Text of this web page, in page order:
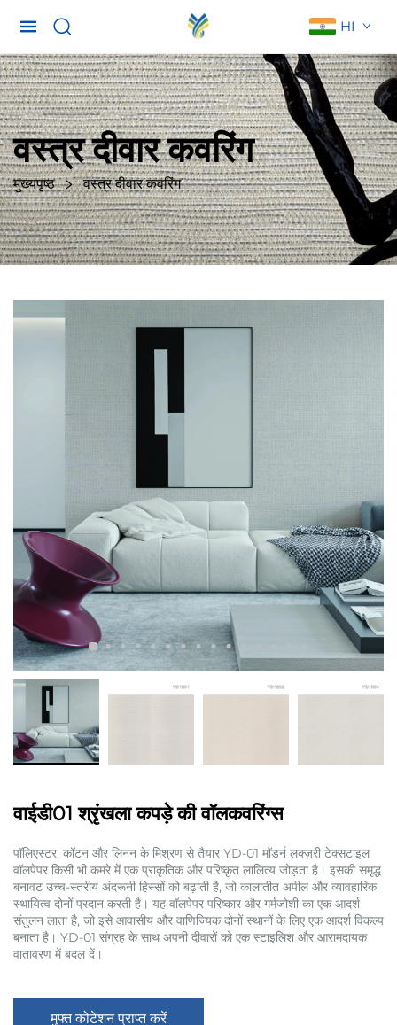
HI
वस्त्र दीवार कवरिंग
मुख्यपृष्ठ वस्त्र दीवार कवरिंग
वाईडी01 श्रृंखला कपड़े की वॉलकवरिंग्स
पॉलिएस्टर, कॉटन और लिनन के मिश्रण से तैयार YD-01 मॉडर्न लक्ज़री टेक्सटाइल
वॉलपेपर किसी भी कमरे में एक प्राकृतिक और परिष्कृत लालित्य जोड़ता है। इसकी समृद्ध
बनावट उच्च-स्तरीय अंदरूनी हिस्सों को बढ़ाती है, जो कालातीत अपील और व्यावहारिक
स्थायित्व दोनों प्रदान करती है। यह वॉलपेपर परिष्कार और गर्मजोशी का एक आदर्श
संतुलन लाता है, जो इसे आवासीय और वाणिज्यिक दोनों स्थानों के लिए एक आदर्श विकल्प
बनाता है। YD-01 संग्रह के साथ अपनी दीवारों को एक स्टाइलिश और आरामदायक
वातावरण में बदल दें।
मुफ्त कोटेशन प्राप्त करें